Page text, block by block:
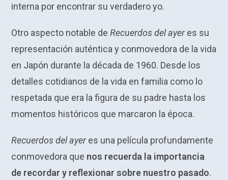
interna por encontrar su verdadero yo.
Otro aspecto notable deRecuerdos del ayeres su
representación auténtica y conmovedora de la vida
en Japón durante la década de 1960. Desde los
detalles cotidianos de la vida en familia como lo
respetada que era la figura de su padre hasta los
momentos históricos que marcaron la época.
Recuerdos del ayeres una película profundamente
conmovedora que nos recuerda la importancia
de recordar y reflexionar sobre nuestro pasado.